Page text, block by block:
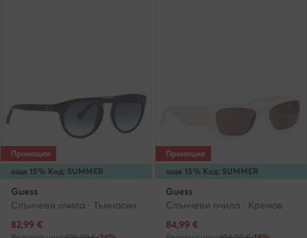
още 15% Код: SUMMER
Промоция
Guess
Слънчеви очила · Тъмносин
Актуална цена
82,99 €
още 15% Код: SUMMER
Промоция
Guess
Слънчеви очила · Кремав
Актуална цена
84,99 €